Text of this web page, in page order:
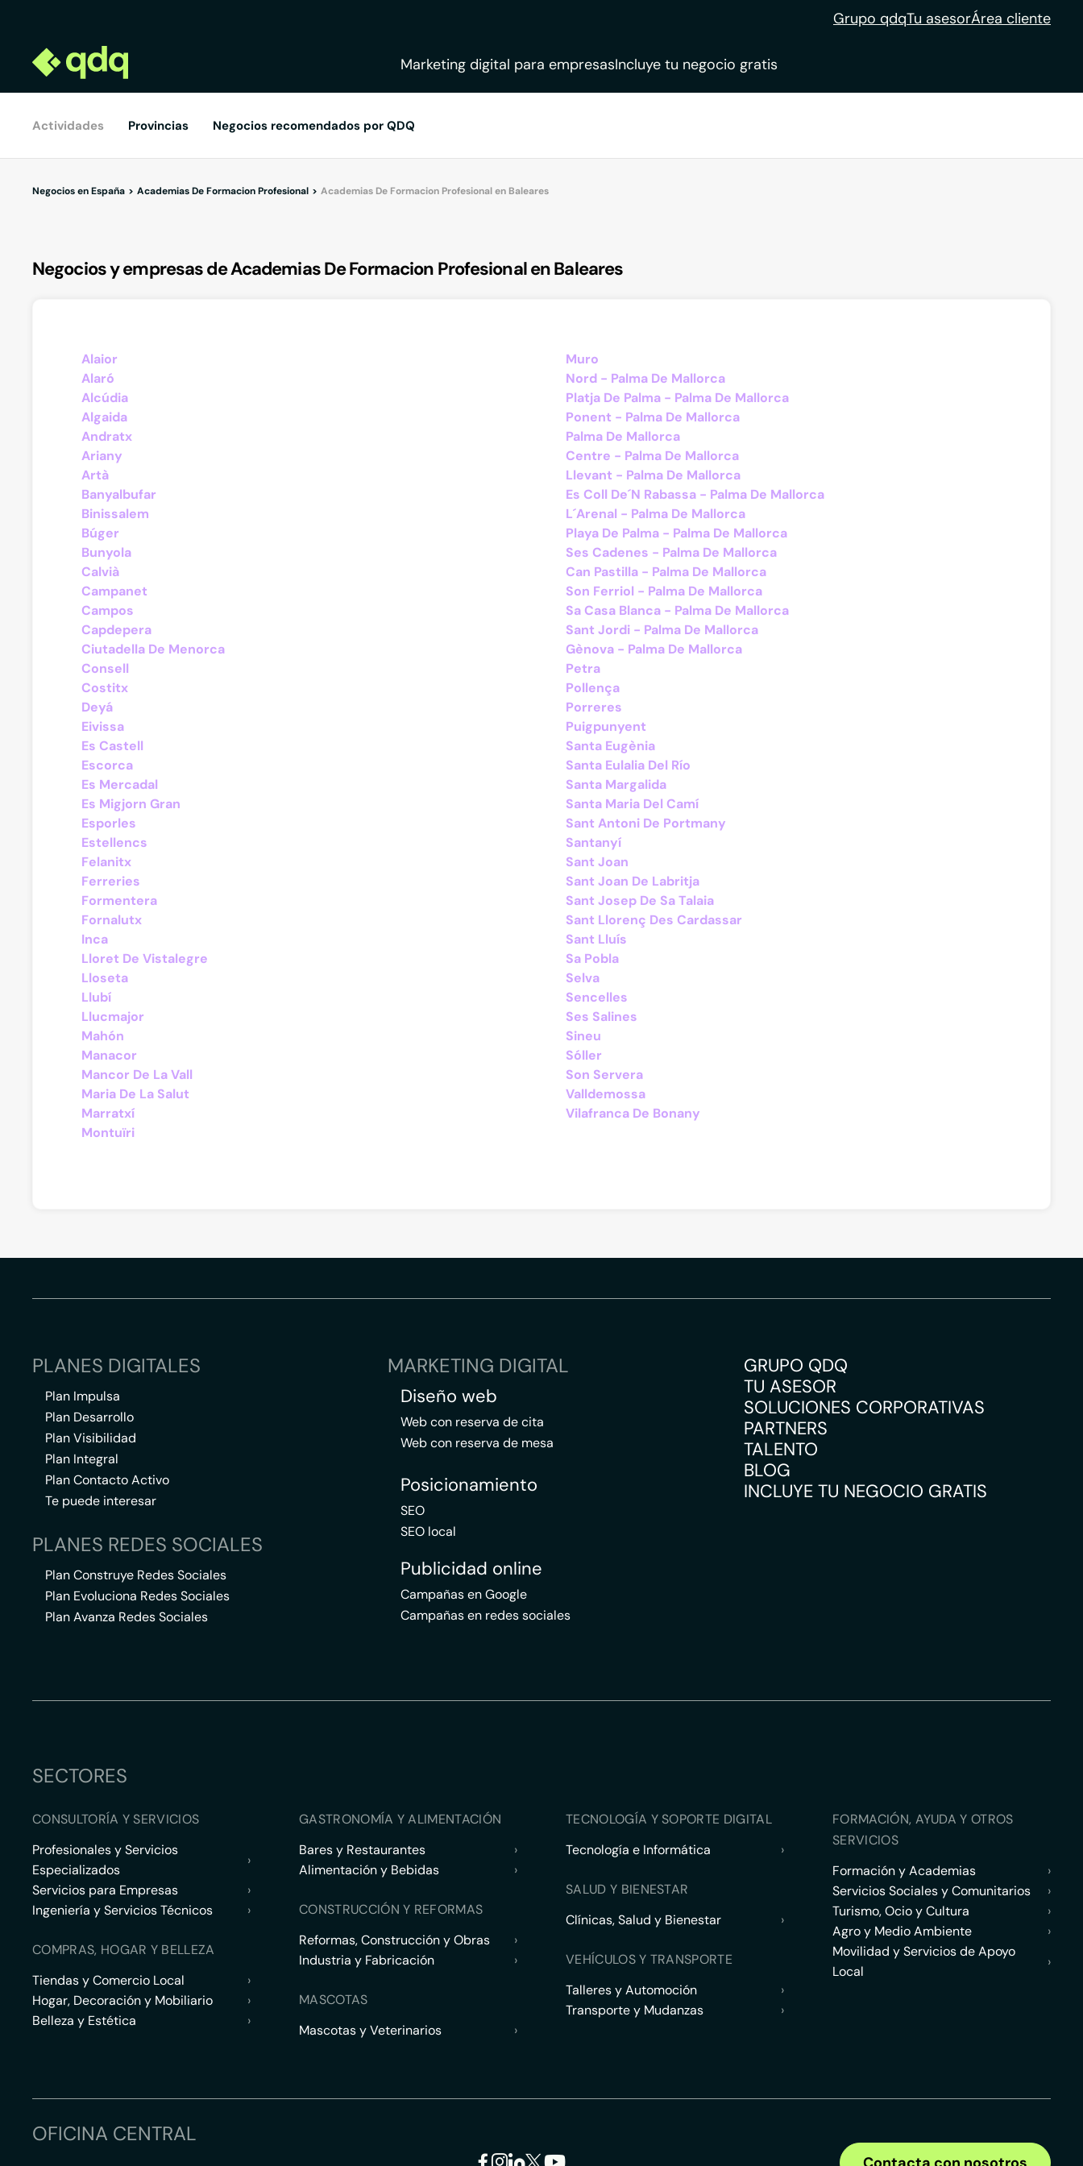
Grupo qdqTu asesorÁrea cliente
Marketing digital para empresasIncluye tu negocio gratis
Actividades Provincias Negocios recomendados por QDQ
Negocios en España Academias De Formacion Profesional Academias De Formacion Profesional en Baleares
Negocios y empresas de Academias De Formacion Profesional en Baleares
Alaior
Alaró
Alcúdia
Algaida
Andratx
Ariany
Artà
Banyalbufar
Binissalem
Búger
Bunyola
Calvià
Campanet
Campos
Capdepera
Ciutadella De Menorca
Consell
Costitx
Deyá
Eivissa
Es Castell
Escorca
Es Mercadal
Es Migjorn Gran
Esporles
Estellencs
Felanitx
Ferreries
Formentera
Fornalutx
Inca
Lloret De Vistalegre
Lloseta
Llubí
Llucmajor
Mahón
Manacor
Mancor De La Vall
Maria De La Salut
Marratxí
Montuïri
Muro
Nord - Palma De Mallorca
Platja De Palma - Palma De Mallorca
Ponent - Palma De Mallorca
Palma De Mallorca
Centre - Palma De Mallorca
Llevant - Palma De Mallorca
Es Coll De´N Rabassa - Palma De Mallorca
L´Arenal - Palma De Mallorca
Playa De Palma - Palma De Mallorca
Ses Cadenes - Palma De Mallorca
Can Pastilla - Palma De Mallorca
Son Ferriol - Palma De Mallorca
Sa Casa Blanca - Palma De Mallorca
Sant Jordi - Palma De Mallorca
Gènova - Palma De Mallorca
Petra
Pollença
Porreres
Puigpunyent
Santa Eugènia
Santa Eulalia Del Río
Santa Margalida
Santa Maria Del Camí
Sant Antoni De Portmany
Santanyí
Sant Joan
Sant Joan De Labritja
Sant Josep De Sa Talaia
Sant Llorenç Des Cardassar
Sant Lluís
Sa Pobla
Selva
Sencelles
Ses Salines
Sineu
Sóller
Son Servera
Valldemossa
Vilafranca De Bonany
PLANES DIGITALES
Plan Impulsa
Plan Desarrollo
Plan Visibilidad
Plan Integral
Plan Contacto Activo
Te puede interesar
PLANES REDES SOCIALES
Plan Construye Redes Sociales
Plan Evoluciona Redes Sociales
Plan Avanza Redes Sociales
MARKETING DIGITAL
Diseño web
Web con reserva de cita
Web con reserva de mesa
Posicionamiento
SEO
SEO local
Publicidad online
Campañas en Google
Campañas en redes sociales
GRUPO QDQ
TU ASESOR
SOLUCIONES CORPORATIVAS
PARTNERS
TALENTO
BLOG
INCLUYE TU NEGOCIO GRATIS
SECTORES
CONSULTORÍA Y SERVICIOS
Profesionales y Servicios
Especializados
›
Servicios para Empresas
›
Ingeniería y Servicios Técnicos
›
COMPRAS, HOGAR Y BELLEZA
Tiendas y Comercio Local
›
Hogar, Decoración y Mobiliario
›
Belleza y Estética
›
GASTRONOMÍA Y ALIMENTACIÓN
Bares y Restaurantes
›
Alimentación y Bebidas
›
CONSTRUCCIÓN Y REFORMAS
Reformas, Construcción y Obras
›
Industria y Fabricación
›
MASCOTAS
Mascotas y Veterinarios
›
TECNOLOGÍA Y SOPORTE DIGITAL
Tecnología e Informática
›
SALUD Y BIENESTAR
Clínicas, Salud y Bienestar
›
VEHÍCULOS Y TRANSPORTE
Talleres y Automoción
›
Transporte y Mudanzas
›
FORMACIÓN, AYUDA Y OTROS
SERVICIOS
Formación y Academias
›
Servicios Sociales y Comunitarios
›
Turismo, Ocio y Cultura
›
Agro y Medio Ambiente
›
Movilidad y Servicios de Apoyo
Local
›
OFICINA CENTRAL